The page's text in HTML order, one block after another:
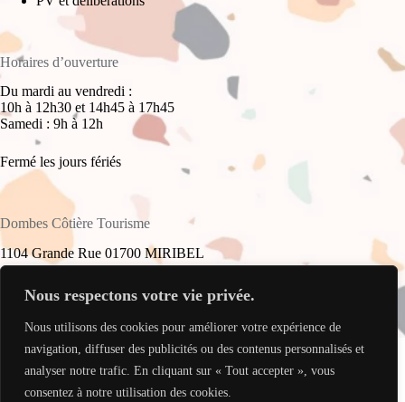
Nous respectons votre vie privée.
Nous utilisons des cookies pour améliorer votre expérience de
navigation, diffuser des publicités ou des contenus personnalisés et
analyser notre trafic. En cliquant sur « Tout accepter », vous
consentez à notre utilisation des cookies.
Horaires d’ouverture
Du mardi au vendredi :
10h à 12h30 et 14h45 à 17h45
Samedi : 9h à 12h
Fermé les jours fériés
Dombes Côtière Tourisme
1104 Grande Rue 01700 MIRIBEL
+33(0)4 78 55 61 16
accueil@dombes-cotiere-tourisme.fr
Copyright © 2026 - Site réalisé parMy Freelance Rocks.